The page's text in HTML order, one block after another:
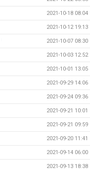
2021-10-18 08:04
2021-10-12 19:13
2021-10-07 08:30
2021-10-03 12:52
2021-10-01 13:05
2021-09-29 14:06
2021-09-24 09:36
2021-09-21 10:01
2021-09-21 09:59
2021-09-20 11:41
2021-09-14 06:00
2021-09-13 18:38